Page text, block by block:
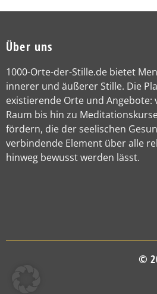
Über uns
1000-Orte-der-Stille.de bietet
innerer und äußerer Stille. Die
existierende Orte und
Raum bis hin zu
fördern, die der seelischen
verbindende Element über alle
hinweg bewusst werden lässt.
©